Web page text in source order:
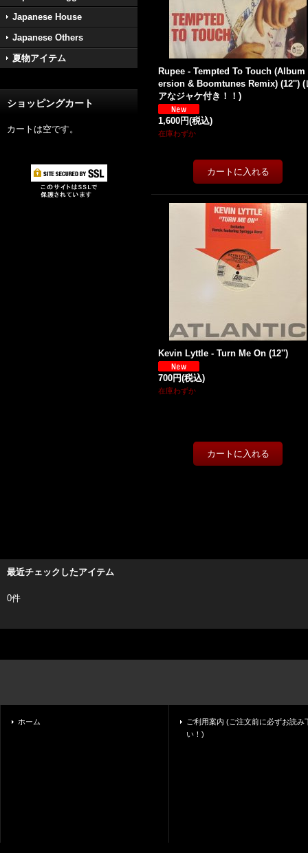
Japanese House
Japanese Others
夏物アイテム
ショッピングカート
カートは空です。
Rupee - Tempted To Touch (Album
ersion & Boomtunes Remix) (12'') (
アなジャケ付き！！)
1,600円(税込)
在庫わずか
Kevin Lyttle - Turn Me On (12'')
700円(税込)
在庫わずか
最近チェックしたアイテム
0件
ホーム
ご利用案内 (ご注文前に必ずお読み
い！)